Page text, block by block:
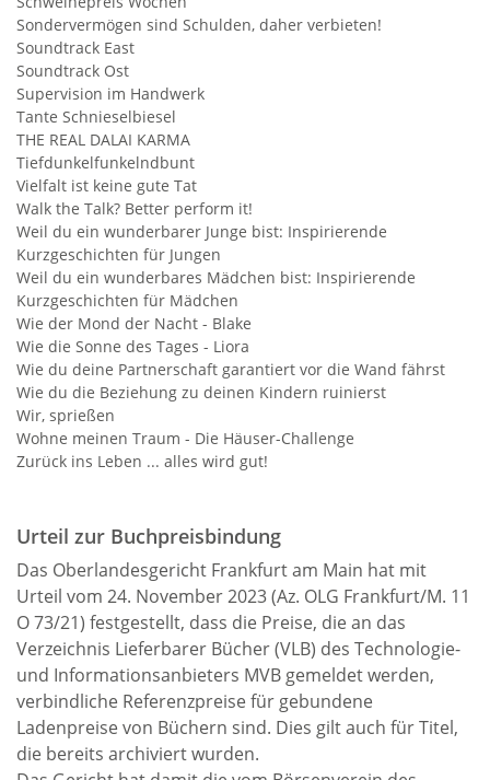
Sondervermögen sind Schulden, daher verbieten!
Soundtrack East
Soundtrack Ost
Supervision im Handwerk
Tante Schnieselbiesel
THE REAL DALAI KARMA
Tiefdunkelfunkelndbunt
Vielfalt ist keine gute Tat
Walk the Talk? Better perform it!
Weil du ein wunderbarer Junge bist: Inspirierende
Kurzgeschichten für Jungen
Weil du ein wunderbares Mädchen bist: Inspirierende
Kurzgeschichten für Mädchen
Wie der Mond der Nacht - Blake
Wie die Sonne des Tages - Liora
Wie du deine Partnerschaft garantiert vor die Wand fährst
Wie du die Beziehung zu deinen Kindern ruinierst
Wir, sprießen
Wohne meinen Traum - Die Häuser-Challenge
Zurück ins Leben ... alles wird gut!
Urteil zur Buchpreisbindung
Das Oberlandesgericht Frankfurt am Main hat mit
Urteil vom 24. November 2023 (Az. OLG Frankfurt/M. 11
O 73/21) festgestellt, dass die Preise, die an das
Verzeichnis Lieferbarer Bücher (VLB) des Technologie-
und Informationsanbieters MVB gemeldet werden,
verbindliche Referenzpreise für gebundene
Ladenpreise von Büchern sind. Dies gilt auch für Titel,
die bereits archiviert wurden.